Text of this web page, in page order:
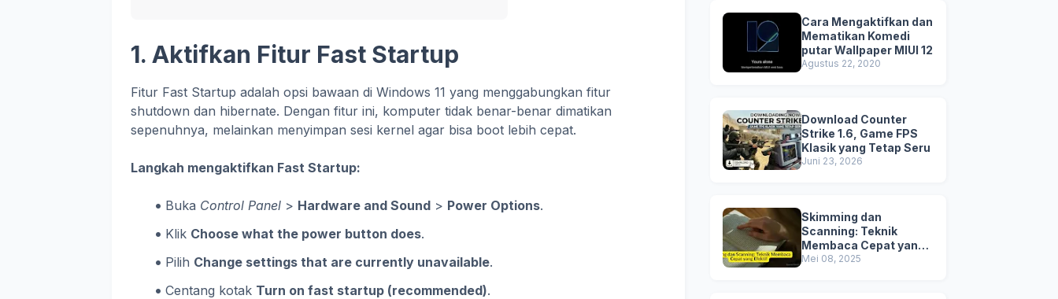
1. Aktifkan Fitur Fast Startup
Fitur Fast Startup adalah opsi bawaan di Windows 11 yang menggabungkan fitur
shutdown dan hibernate. Dengan fitur ini, komputer tidak benar-benar dimatikan
sepenuhnya, melainkan menyimpan sesi kernel agar bisa boot lebih cepat.
Langkah mengaktifkan Fast Startup:
Buka Control Panel > Hardware and Sound > Power Options.
Klik Choose what the power button does.
Pilih Change settings that are currently unavailable.
Centang kotak Turn on fast startup (recommended).
Cara Mengaktifkan dan
Mematikan Komedi
putar Wallpaper MIUI 12
Agustus 22, 2020
Download Counter
Strike 1.6, Game FPS
Klasik yang Tetap Seru
Juni 23, 2026
Skimming dan
Scanning: Teknik
Membaca Cepat yang
Efektif
Mei 08, 2025